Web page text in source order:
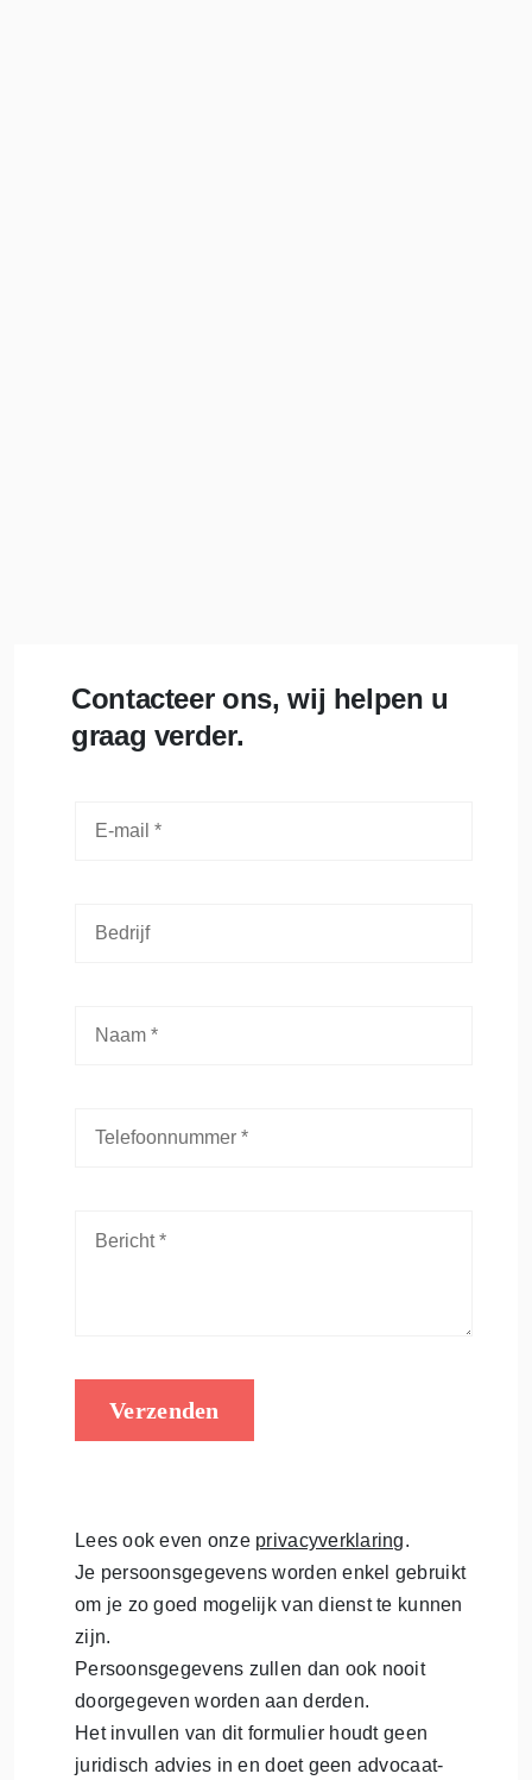
Contacteer ons, wij helpen u
graag verder.
Verzenden
Lees ook even onze privacyverklaring.
Je persoonsgegevens worden enkel gebruikt
om je zo goed mogelijk van dienst te kunnen
zijn.
Persoonsgegevens zullen dan ook nooit
doorgegeven worden aan derden.
Het invullen van dit formulier houdt geen
juridisch advies in en doet geen advocaat-